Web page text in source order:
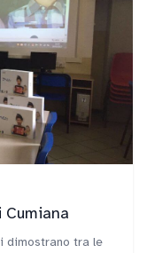
Cumiana
dimostrano tra le